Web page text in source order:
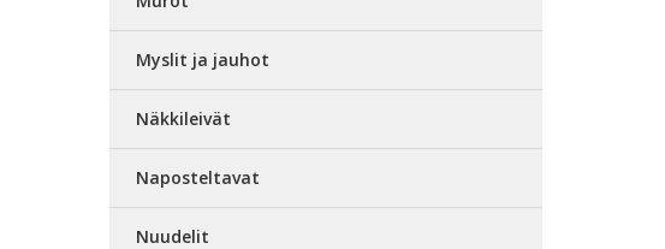
Myslit ja jauhot
Näkkileivät
Naposteltavat
Nuudelit